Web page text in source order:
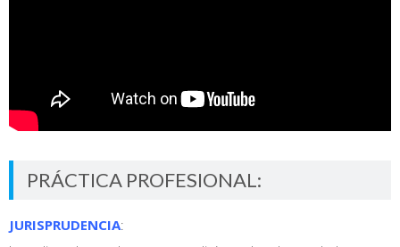
PRÁCTICA PROFESIONAL:
JURISPRUDENCIA: